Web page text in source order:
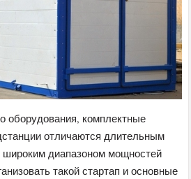
оборудования, комплектные
отличаются длительным
широким диапазоном мощностей
такой стартап и основные